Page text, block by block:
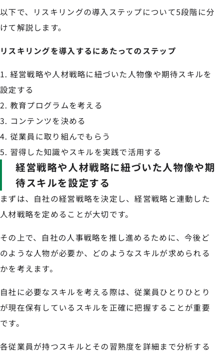
以下で、リスキリングの導入ステップについて5段階に分
けて解説します。
リスキリングを導入するにあたってのステップ
経営戦略や人材戦略に紐づいた人物像や期待スキルを
設定する
教育プログラムを考える
コンテンツを決める
従業員に取り組んでもらう
習得した知識やスキルを実践で活用する
経営戦略や人材戦略に紐づいた人物像や期
待スキルを設定する
まずは、自社の経営戦略を決定し、経営戦略と連動した
人材戦略を定めることが大切です。
その上で、自社の人事戦略を推し進めるために、今後ど
のような人物が必要か、どのようなスキルが求められる
かを考えます。
自社に必要なスキルを考える際は、従業員ひとりひとり
が現在保有しているスキルを正確に把握することが重要
です。
各従業員が持つスキルとその習熟度を詳細まで分析する